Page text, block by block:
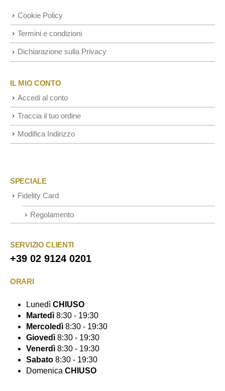
Cookie Policy
Termini e condizioni
Dichiarazione sulla Privacy
IL MIO CONTO
Accedi al conto
Traccia il tuo ordine
Modifica Indirizzo
SPECIALE
Fidelity Card
Regolamento
SERVIZIO CLIENTI
+39 02 9124 0201
ORARI
Lunedì CHIUSO
Martedì 8:30 - 19:30
Mercoledì 8:30 - 19:30
Giovedì 8:30 - 19:30
Venerdì 8:30 - 19:30
Sabato 8:30 - 19:30
Domenica CHIUSO